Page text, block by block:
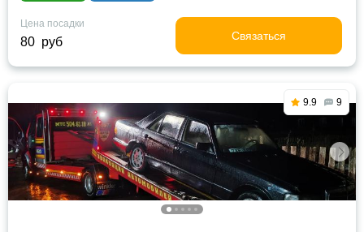
Цена посадки
80 руб Связаться
9.9 9